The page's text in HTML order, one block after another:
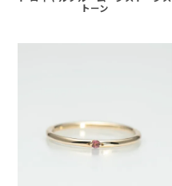
トーン